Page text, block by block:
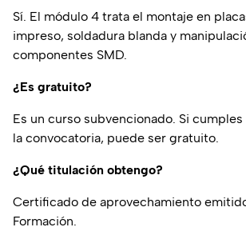
Sí. El módulo 4 trata el montaje en
impreso, soldadura blanda y
componentes SMD.
¿Es gratuito?
Es un curso subvencionado. Si
la convocatoria, puede ser gratuito.
¿Qué titulación obtengo?
Certificado de aprovechamiento
Formación.